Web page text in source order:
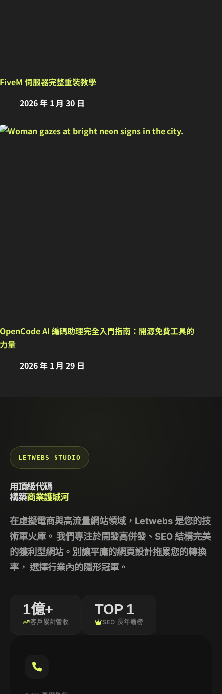
FiveM 伺服器完整重裝教學
2026 年 1 月 30 日
OpenCode AI 編碼助理完全入門指南：開源免費工具的
力量
2026 年 1 月 29 日
LETWEBS STUDIO
用頂級代碼
構築商業護城河
在虛擬電商與高流量網站領域， Letwebs 是您的技
術軍火庫。 我們專注於開發高併發、SEO 結構完美
的獲利型網站。別讓平庸的網頁設計拖累您的轉換
率， 選擇行業內的隱形冠軍。
1億+
客戶累計營收
TOP 1
SEO 長年霸榜